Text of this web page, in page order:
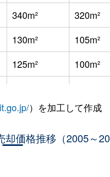
340m² 320m²
130m² 105m²
125m² 100m²
250m² 140m²
330m² 330m²
）を加工して作成
価格推移（2005～